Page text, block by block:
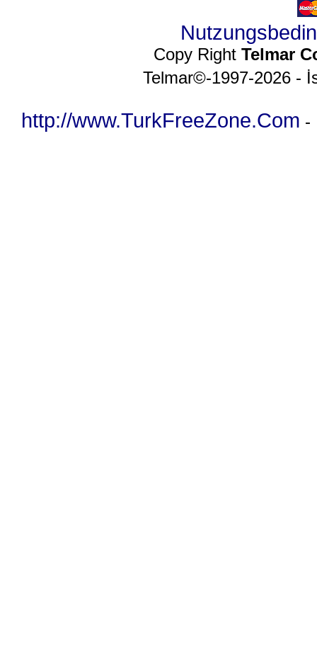
Copy Right Telmar
Telmar©-1997-2026 -
http://www.TurkFreeZone.Com -